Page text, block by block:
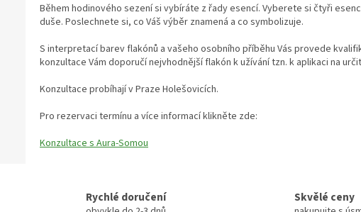
p
k
y
Během hodinového sezení si vybíráte z řady esencí. Vyberete si čtyři
duše. Poslechnete si, co Váš výběr znamená a co symbolizuje.
S interpretací barev flakónů a vašeho osobního příběhu Vás provede
konzultace Vám doporučí nejvhodnější flakón k užívání tzn. k aplikaci na
Konzultace probíhají v Praze Holešovicích.
Pro rezervaci termínu a více informací klikněte zde:
Konzultace s Aura-Somou
Rychlé doručení Skvělé ceny